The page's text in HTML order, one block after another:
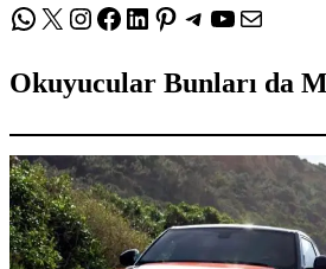
WhatsApp
X Instagram
Facebook
LinkedIn
Pinterest
Telegram
YouTube
E-posta
Okuyucular Bunları da